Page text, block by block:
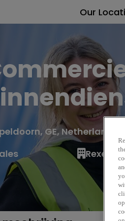
Our
GE, Netherlands
Rexel